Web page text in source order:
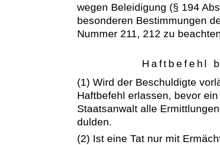
wegen Beleidigung (§ 194
besonderen Bestimmungen
Nummer 211, 212 zu
Haftbefehl
(1) Wird der Beschuldigte
Haftbefehl erlassen, bevor
Staatsanwalt alle
dulden.
(2) Ist eine Tat nur mit